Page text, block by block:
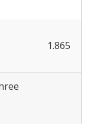
1.865